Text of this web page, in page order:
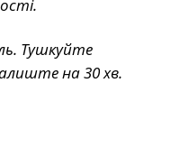
Тушкуйте
на 30 хв.